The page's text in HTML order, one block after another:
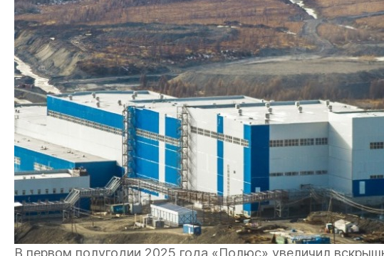
В первом полугодии 2025 года «Полюс» увеличил